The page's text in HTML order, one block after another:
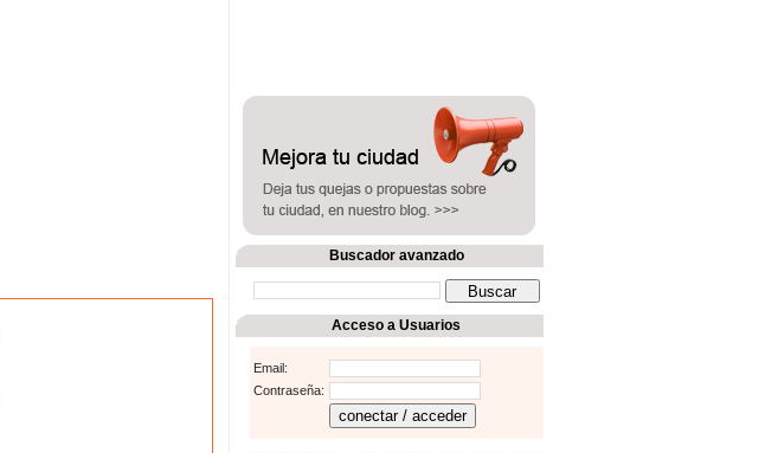
Buscador avanzado
Acceso a Usuarios
Email:
Contraseña: